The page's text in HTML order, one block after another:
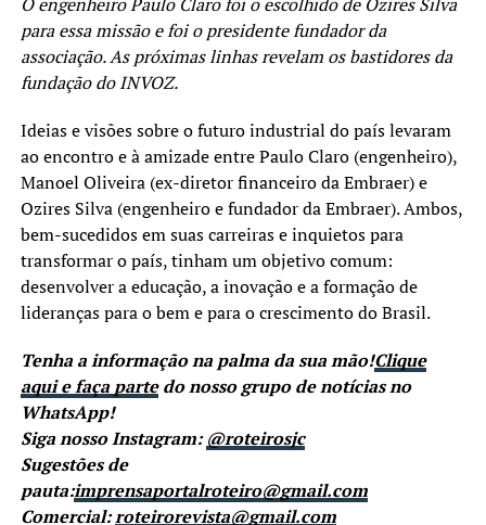
para essa missão e foi o presidente fundador da
associação. As próximas linhas revelam os bastidores da
fundação do INVOZ.
Ideias e visões sobre o futuro industrial do país levaram
ao encontro e à amizade entre Paulo Claro (engenheiro),
Manoel Oliveira (ex-diretor financeiro da Embraer) e
Ozires Silva (engenheiro e fundador da Embraer). Ambos,
bem-sucedidos em suas carreiras e inquietos para
transformar o país, tinham um objetivo comum:
desenvolver a educação, a inovação e a formação de
lideranças para o bem e para o crescimento do Brasil.
Tenha a informação na palma da sua mão!Clique
aqui e faça partedo nosso grupo de notícias no
WhatsApp!
Siga nosso Instagram:@roteirosjc
Sugestões de
pauta:imprensaportalroteiro@gmail.com
Comercial:roteirorevista@gmail.com